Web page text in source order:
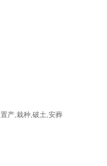
产,栽种,破土,安葬